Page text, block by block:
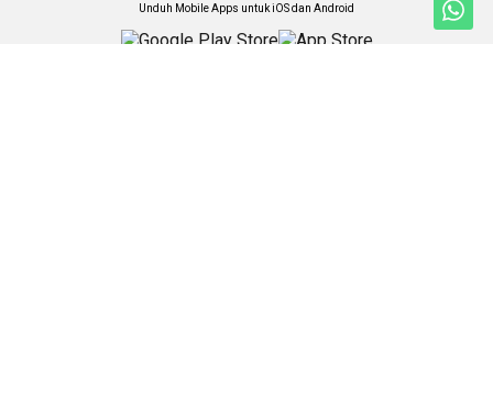
Unduh Mobile Apps untuk iOS dan Android